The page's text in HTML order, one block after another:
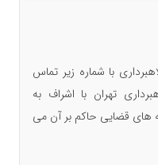
با شماره زیر تماس
وکیل کلاهبرداری تهران با اشراف به
های قضایی حاکم بر آن می